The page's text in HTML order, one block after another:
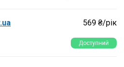
569 ₴/рік
Доступний